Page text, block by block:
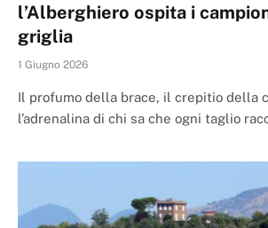
l’Alberghiero ospita i
griglia
1 Giugno 2026
Il profumo della brace, il crepitio della
l’adrenalina di chi sa che ogni taglio